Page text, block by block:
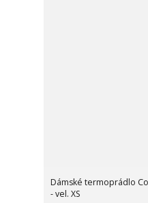
Dámské termoprádlo
- vel. XS